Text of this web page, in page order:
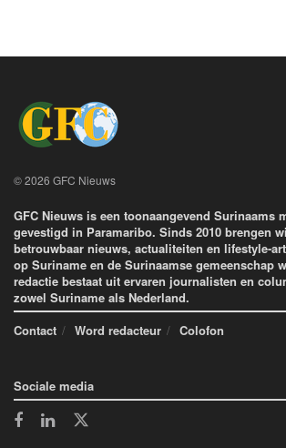
© 2026 GFC Nieuws
GFC Nieuws is een toonaangevend Surinaams
gevestigd in Paramaribo. Sinds 2010 brengen
betrouwbaar nieuws, actualiteiten en lifestyle-
op Suriname en de Surinaamse gemeenschap
redactie bestaat uit ervaren journalisten en
zowel Suriname als Nederland.
Contact
Word redacteur Colofon
Sociale media